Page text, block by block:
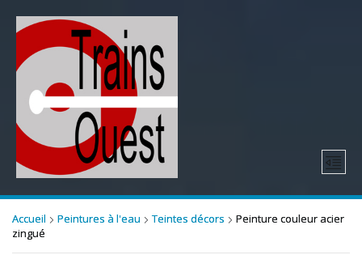
Accueil Peintures à l'eau Teintes décors
Peinture couleur acier
zingué